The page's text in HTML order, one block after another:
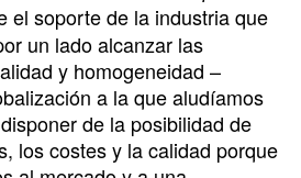
el soporte de la industria que
un lado alcanzar las
y homogeneidad –
a la que aludíamos
de la posibilidad de
los costes y la calidad porque